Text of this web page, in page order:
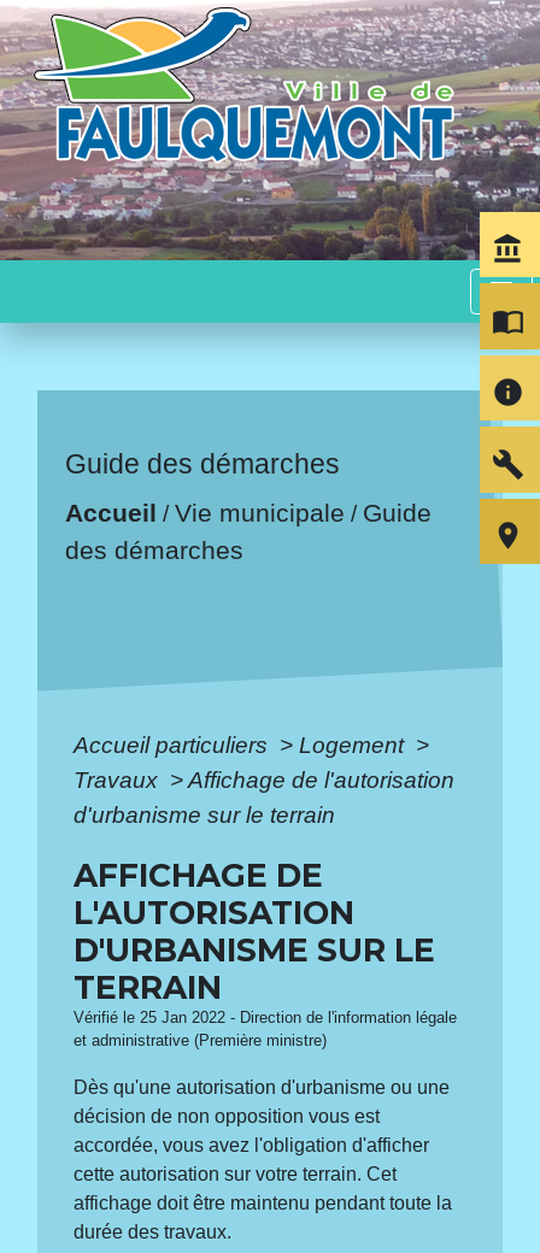
menu
Guide des démarches
Accueil /Vie municipale / Guide
des démarches
Accueil particuliers > Logement >
Travaux >Affichage de l'autorisation
d'urbanisme sur le terrain
AFFICHAGE DE
L'AUTORISATION
D'URBANISME SUR LE
TERRAIN
Vérifié le 25 Jan 2022 - Direction de l'information légale
et administrative (Première ministre)
Dès qu'une autorisation d'urbanisme ou une
décision de non opposition vous est
accordée, vous avez l'obligation d'afficher
cette autorisation sur votre terrain. Cet
affichage doit être maintenu pendant toute la
durée des travaux.
account_balance
import_contacts
info
build
room